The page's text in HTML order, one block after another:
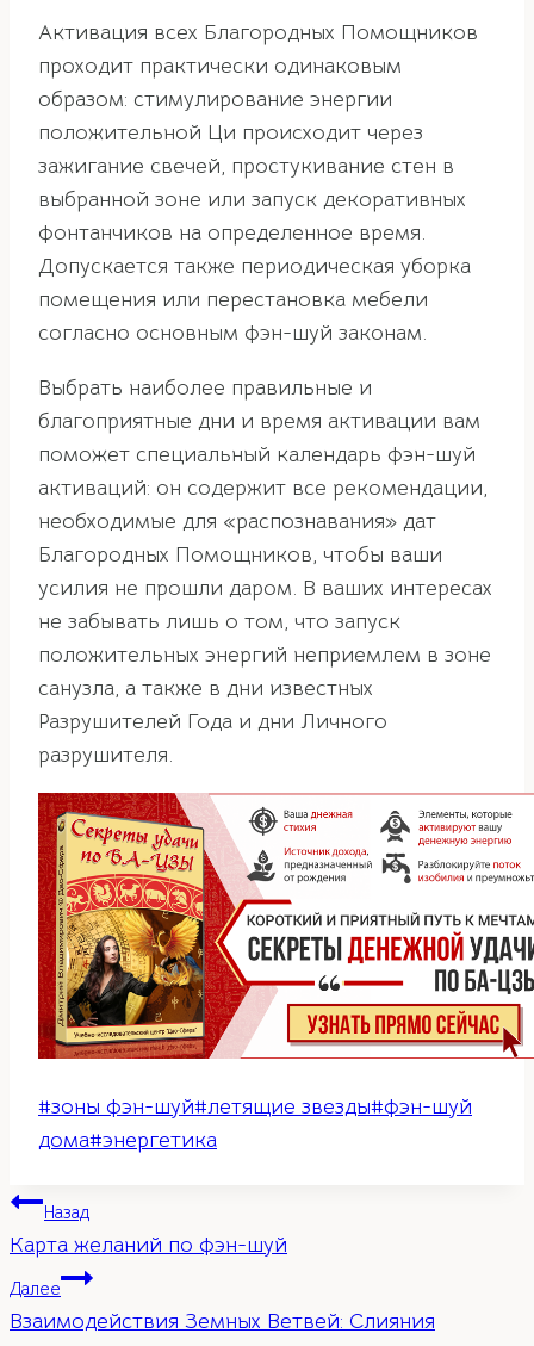
Активация всех Благородных Помощников
проходит практически одинаковым
образом: стимулирование энергии
положительной Ци происходит через
зажигание свечей, простукивание стен в
выбранной зоне или запуск декоративных
фонтанчиков на определенное время.
Допускается также периодическая уборка
помещения или перестановка мебели
согласно основным фэн-шуй законам.
Выбрать наиболее правильные и
благоприятные дни и время активации вам
поможет специальный календарь фэн-шуй
активаций: он содержит все рекомендации,
необходимые для «распознавания» дат
Благородных Помощников, чтобы ваши
усилия не прошли даром. В ваших интересах
не забывать лишь о том, что запуск
положительных энергий неприемлем в зоне
санузла, а также в дни известных
Разрушителей Года и дни Личного
разрушителя.
Метки
записи:
#зоны фэн-шуй#летящие звезды#фэн-шуй
дома#энергетика
Навигация
по
Назад
Карта желаний по фэн-шуй
Далее
Взаимодействия Земных Ветвей: Слияния